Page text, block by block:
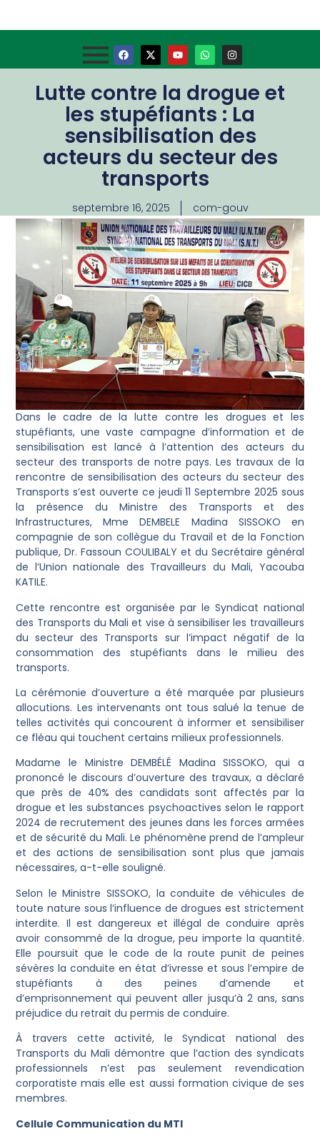
Lutte contre la drogue et
les stupéfiants : La
sensibilisation des
acteurs du secteur des
transports
septembre 16, 2025 com-gouv
Dans le cadre de la lutte contre les drogues et les
stupéfiants, une vaste campagne d’information et de
sensibilisation est lancé à l’attention des acteurs du
secteur des transports de notre pays. Les travaux de la
rencontre de sensibilisation des acteurs du secteur des
Transports s’est ouverte ce jeudi 11 Septembre 2025 sous
la présence du Ministre des Transports et des
Infrastructures, Mme DEMBELE Madina SISSOKO en
compagnie de son collègue du Travail et de la Fonction
publique, Dr. Fassoun COULIBALY et du Secrétaire général
de l’Union nationale des Travailleurs du Mali, Yacouba
KATILE.
Cette rencontre est organisée par le Syndicat national
des Transports du Mali et vise à sensibiliser les travailleurs
du secteur des Transports sur l’impact négatif de la
consommation des stupéfiants dans le milieu des
transports.
La cérémonie d’ouverture a été marquée par plusieurs
allocutions. Les intervenants ont tous salué la tenue de
telles activités qui concourent à informer et sensibiliser
ce fléau qui touchent certains milieux professionnels.
Madame le Ministre DEMBÉLÉ Madina SISSOKO, qui a
prononcé le discours d’ouverture des travaux, a déclaré
que près de 40% des candidats sont affectés par la
drogue et les substances psychoactives selon le rapport
2024 de recrutement des jeunes dans les forces armées
et de sécurité du Mali. Le phénomène prend de l’ampleur
et des actions de sensibilisation sont plus que jamais
nécessaires, a-t-elle souligné.
Selon le Ministre SISSOKO, la conduite de véhicules de
toute nature sous l’influence de drogues est strictement
interdite. Il est dangereux et illégal de conduire après
avoir consommé de la drogue, peu importe la quantité.
Elle poursuit que le code de la route punit de peines
sévères la conduite en état d’ivresse et sous l’empire de
stupéfiants à des peines d’amende et
d’emprisonnement qui peuvent aller jusqu’à 2 ans, sans
préjudice du retrait du permis de conduire.
À travers cette activité, le Syndicat national des
Transports du Mali démontre que l’action des syndicats
professionnels n’est pas seulement revendication
corporatiste mais elle est aussi formation civique de ses
membres.
Cellule Communication du MTI